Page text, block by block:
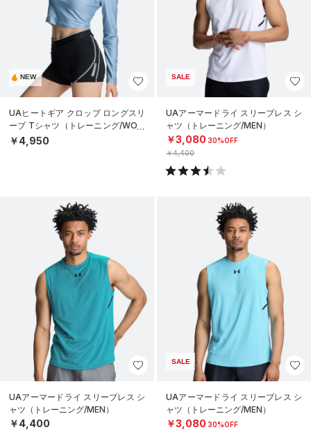
NEW
UAヒートギア クロップ ロングスリ
ーブ Tシャツ（トレーニング/WOM
EN）
￥4,950
SALE
UAアーマードライ スリーブレス シ
ャツ（トレーニング/MEN）
￥3,080 30%OFF
￥4,400
UAアーマードライ スリーブレス シ
ャツ（トレーニング/MEN）
￥4,400
SALE
UAアーマードライ スリーブレス シ
ャツ（トレーニング/MEN）
￥3,080 30%OFF